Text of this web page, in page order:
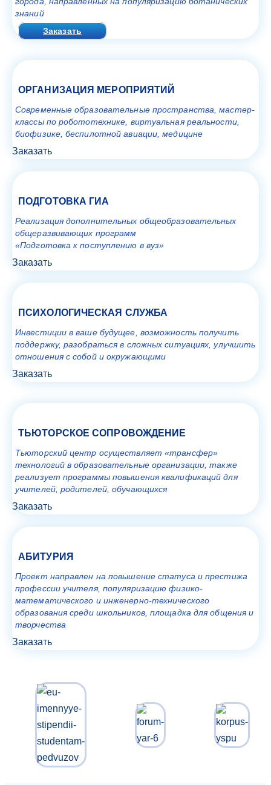
знаний
Заказать
ОРГАНИЗАЦИЯ МЕРОПРИЯТИЙ
Современные образовательные пространства, мастер-
классы по робототехнике, виртуальная реальности,
биофизике, беспилотной авиации, медицине
Заказать
ПОДГОТОВКА ГИА
Реализация дополнительных общеобразовательных
общеразвивающих программ
«Подготовка к поступлению в вуз»
Заказать
ПСИХОЛОГИЧЕСКАЯ СЛУЖБА
Инвестиции в ваше будущее, возможность получить
поддержку, разобраться в сложных ситуациях, улучшить
отношения с собой и окружающими
Заказать
ТЬЮТОРСКОЕ СОПРОВОЖДЕНИЕ
Тьюторский центр осуществляет «трансфер»
технологий в образовательные организации, также
реализует программы повышения квалификаций для
учителей, родителей, обучающихся
Заказать
АБИТУРИЯ
Проект направлен на повышение статуса и престижа
профессии учителя, популяризацию физико-
математического и инженерно-технического
образования среди школьников, площадка для общения и
творчества
Заказать